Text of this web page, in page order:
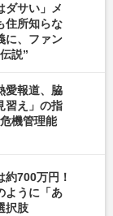
ダサい」メ
住所知らな
に、ファン
説”
愛報道、脇
習え」の指
機管理能
700万円！
ように「あ
択肢